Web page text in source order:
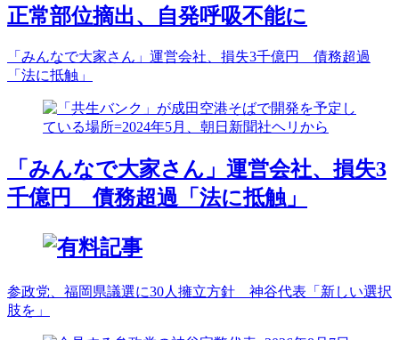
正常部位摘出、自発呼吸不能に
「みんなで大家さん」運営会社、損失3千億円 債務超過
「法に抵触」
「みんなで大家さん」運営会社、損失3
千億円 債務超過「法に抵触」
参政党、福岡県議選に30人擁立方針 神谷代表「新しい選択
肢を」